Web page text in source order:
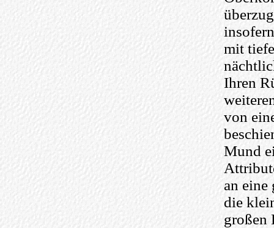
mit
Ihren
von
Mund
an eine
die
großen